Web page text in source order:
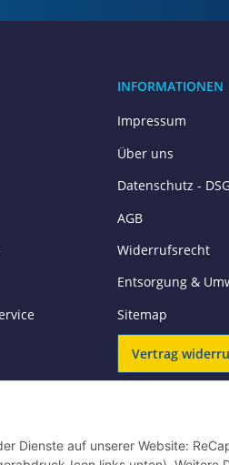
INFORMATIONEN
Impressum
Über uns
Datenschutz -
AGB
Widerrufsrecht
Entsorgung &
Sitemap
Vertrag
Dienste auf unserer Website: